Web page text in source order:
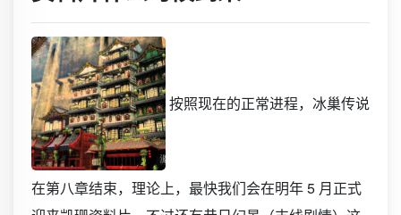
按照现在的正常进程，冰巢传说
在第八章结束，理论上，最快我们会在明年 5 月正式